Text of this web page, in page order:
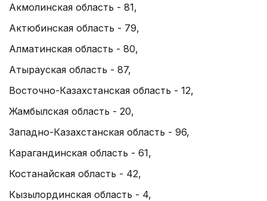
Акмолинская область - 81,
Актюбинская область - 79,
Алматинская область - 80,
Атырауская область - 87,
Восточно-Казахстанская область - 12,
Жамбылская область - 20,
Западно-Казахстанская область - 96,
Карагандинская область - 61,
Костанайская область - 42,
Кызылординская область - 4,